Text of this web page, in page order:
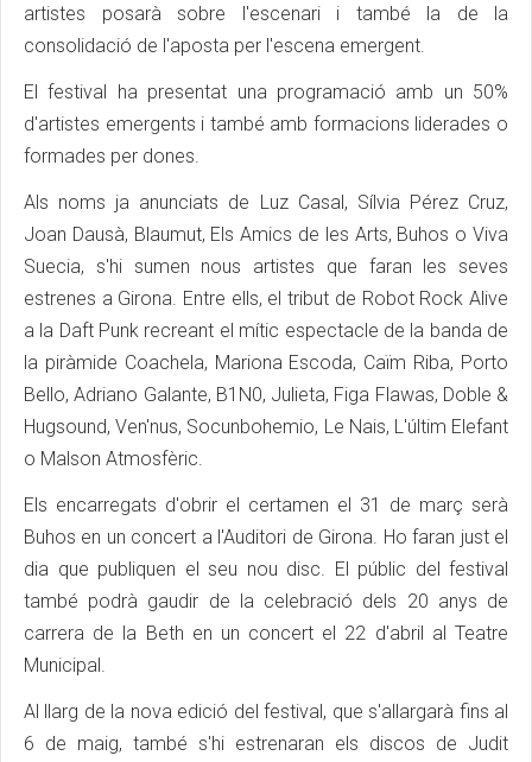
artistes posarà sobre l'escenari i també la de la
consolidació de l'aposta per l'escena emergent.
El festival ha presentat una programació amb un 50%
d'artistes emergents i també amb formacions liderades o
formades per dones.
Als noms ja anunciats de Luz Casal, Sílvia Pérez Cruz,
Joan Dausà, Blaumut, Els Amics de les Arts, Buhos o Viva
Suecia, s'hi sumen nous artistes que faran les seves
estrenes a Girona. Entre ells, el tribut de Robot Rock Alive
a la Daft Punk recreant el mític espectacle de la banda de
la piràmide Coachela, Mariona Escoda, Caïm Riba, Porto
Bello, Adriano Galante, B1N0, Julieta, Figa Flawas, Doble &
Hugsound, Ven'nus, Socunbohemio, Le Nais, L'últim Elefant
o Malson Atmosfèric.
Els encarregats d'obrir el certamen el 31 de març serà
Buhos en un concert a l'Auditori de Girona. Ho faran just el
dia que publiquen el seu nou disc. El públic del festival
també podrà gaudir de la celebració dels 20 anys de
carrera de la Beth en un concert el 22 d'abril al Teatre
Municipal.
Al llarg de la nova edició del festival, que s'allargarà fins al
6 de maig, també s'hi estrenaran els discos de Judit